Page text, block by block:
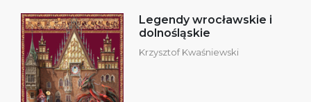
Legendy wrocławskie i
dolnośląskie
Krzysztof Kwaśniewski